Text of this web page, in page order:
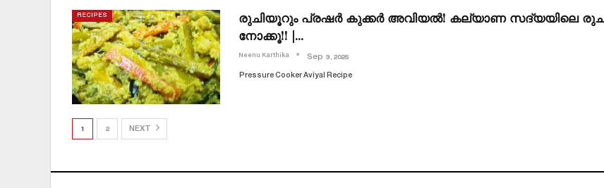
RECIPES
രുചിയൂറും പ്രഷർ കുക്കർ അവിയല്‍! കല്യാണ സദ്യയിലെ
നോക്കൂ!! |…
Neenu Karthika Sep 3, 2025
Pressure Cooker Aviyal Recipe
1 2 NEXT